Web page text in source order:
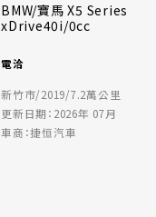
BMW/寶馬 X5 Series
xDrive40i/0cc
電洽
新竹市/2019/7.2萬公里
更新日期：2026年 07月
車商：捷恒汽車